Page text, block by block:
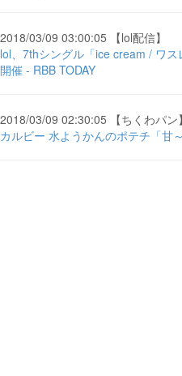
2018/03/09 03:00:05 【lol配信】
lol、7thシングル「ice cream / ワ
開催 - RBB TODAY
2018/03/09 02:30:05 【ちくわパン】
カルビー 水ようかんのポテチ「甘